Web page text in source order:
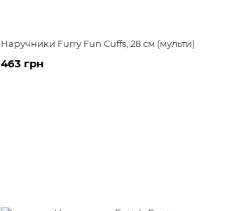
Наручники Furry Fun Cuffs, 28 см (мульти)
463 грн